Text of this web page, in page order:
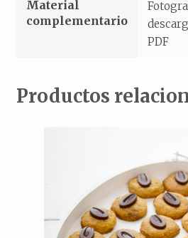
Material
complementario
PDF
Productos